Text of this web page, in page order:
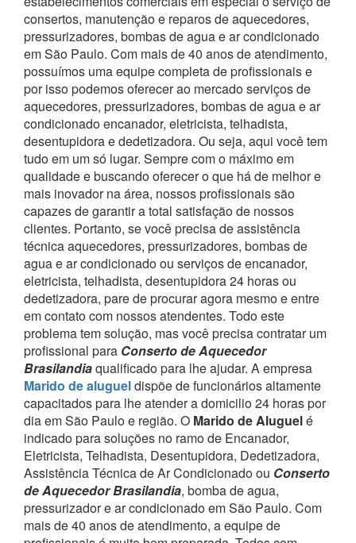
consertos, manutenção e reparos de aquecedores,
pressurizadores, bombas de agua e ar condicionado
em São Paulo. Com mais de 40 anos de atendimento,
possuímos uma equipe completa de profissionais e
por isso podemos oferecer ao mercado serviços de
aquecedores, pressurizadores, bombas de agua e ar
condicionado encanador, eletricista, telhadista,
desentupidora e dedetizadora. Ou seja, aqui você tem
tudo em um só lugar. Sempre com o máximo em
qualidade e buscando oferecer o que há de melhor e
mais inovador na área, nossos profissionais são
capazes de garantir a total satisfação de nossos
clientes. Portanto, se você precisa de assistência
técnica aquecedores, pressurizadores, bombas de
agua e ar condicionado ou serviços de encanador,
eletricista, telhadista, desentupidora 24 horas ou
dedetizadora, pare de procurar agora mesmo e entre
em contato com nossos atendentes. Todo este
problema tem solução, mas você precisa contratar um
profissional para Conserto de Aquecedor
Brasilandiaqualificado para lhe ajudar. A empresa
Marido de alugueldispõe de funcionários altamente
capacitados para lhe atender a domicilio 24 horas por
dia em São Paulo e região. O Marido de Aluguelé
indicado para soluções no ramo de Encanador,
Eletricista, Telhadista, Desentupidora, Dedetizadora,
Assistência Técnica de Ar Condicionado ou Conserto
de Aquecedor Brasilandia, bomba de agua,
pressurizador e ar condicionado em São Paulo. Com
mais de 40 anos de atendimento, a equipe de